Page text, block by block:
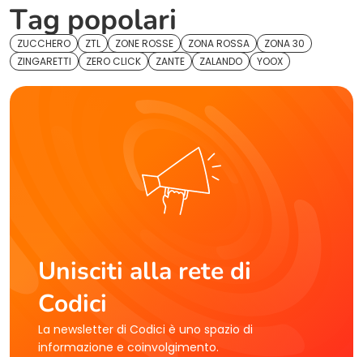
Tag popolari
ZUCCHERO ZTL ZONE ROSSE ZONA ROSSA
ZONA 30
ZINGARETTI
ZERO CLICK ZANTE ZALANDO YOOX
Unisciti alla rete di
Codici
La newsletter di Codici è uno spazio di
informazione e coinvolgimento.